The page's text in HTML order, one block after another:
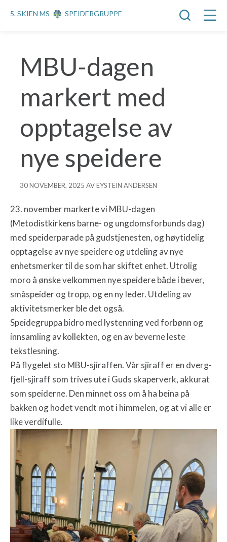
5. SKIEN MS SPEIDERGRUPPE
MBU-dagen
markert med
opptagelse av
nye speidere
30 NOVEMBER, 2025 AV EYSTEIN ANDERSEN
23. november markerte vi MBU-dagen
(Metodistkirkens barne- og ungdomsforbunds dag)
med speiderparade på gudstjenesten, og høytidelig
opptagelse av nye speidere og utdeling av nye
enhetsmerker til de som har skiftet enhet. Utrolig
moro å ønske velkommen nye speidere både i bever,
småspeider og tropp, og en ny leder. Utdeling av
aktivitetsmerker ble det også.
Speidegruppa bidro med lystenning ved forbønn og
innsamling av kollekten, og en av beverne leste
tekstlesning.
På flygelet sto MBU-sjiraffen. Vår sjiraff er en dverg-
fjell-sjiraff som trives ute i Guds skaperverk, akkurat
som speiderne. Den minnet oss om å ha beina på
bakken og hodet vendt mot i himmelen, og at vi alle er
like verdifulle.